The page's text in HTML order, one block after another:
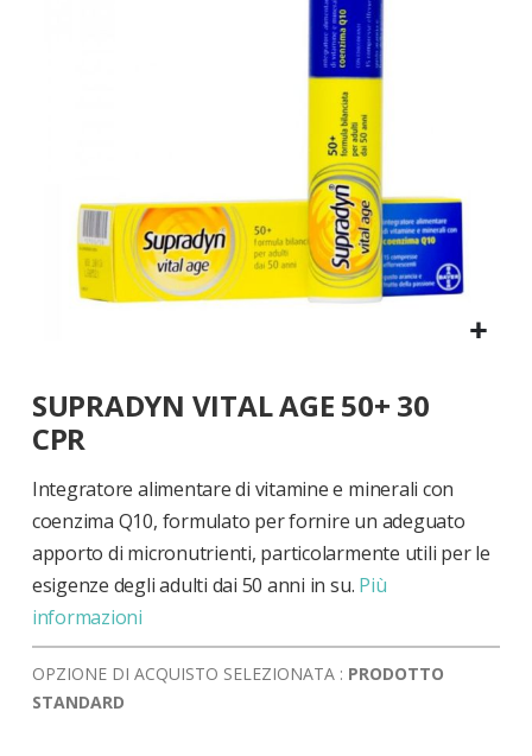
all'inizio
della
galleria
di
immagini
SUPRADYN VITAL AGE 50+ 30
CPR
Integratore alimentare di vitamine e minerali con
coenzima Q10, formulato per fornire un adeguato
apporto di micronutrienti, particolarmente utili per le
esigenze degli adulti dai 50 anni in su. Più
informazioni
OPZIONE DI ACQUISTO SELEZIONATA : PRODOTTO
STANDARD